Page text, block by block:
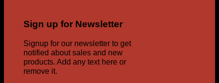
Sign up for Newsletter
Signup for our newsletter to get
notified about sales and new
products. Add any text here or
remove it.